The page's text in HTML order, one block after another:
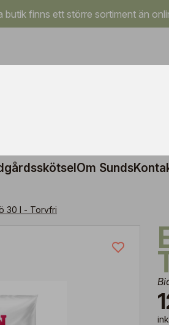
butik finns ett större sortiment än
Om Sunds
30 l - Torvfri